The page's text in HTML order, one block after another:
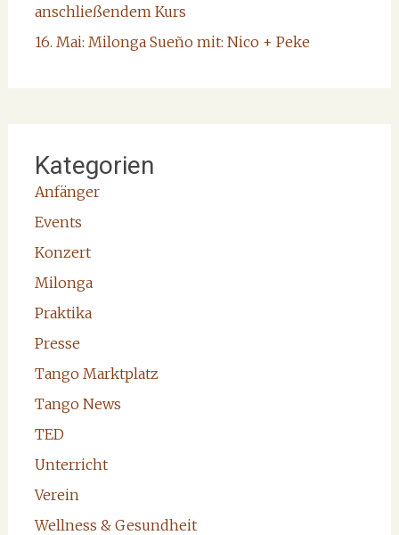
anschließendem Kurs
16. Mai: Milonga Sueño mit: Nico + Peke
Kategorien
Anfänger
Events
Konzert
Milonga
Praktika
Presse
Tango Marktplatz
Tango News
TED
Unterricht
Verein
Wellness & Gesundheit